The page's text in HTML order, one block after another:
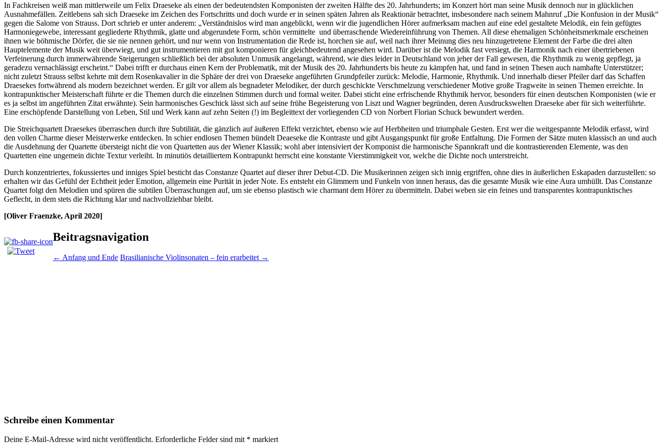
In Fachkreisen weiß man mittlerweile um Felix Draeseke als einen der bedeutendsten Komponisten der zweiten Hälfte des 20. Jahrhunderts; im Konzert hört man seine Musik dennoch nur in glücklichen
Ausnahmefällen. Zeitlebens sah sich Draeseke im Zeichen des Fortschritts und doch wurde er in seinen späten Jahren als Reaktionär betrachtet, insbesondere nach seinem Mahnruf „Die Konfusion in der Musik“
gegen die Salome von Strauss. Dort schrieb er unter anderem: „Verständnislos wird man angeblickt, wenn wir die jugendlichen Hörer aufmerksam machen auf eine edel gestaltete Melodik, ein fein gefügtes
Harmoniegewebe, interessant gegliederte Rhythmik, glatte und abgerundete Form, schön vermittelte und überraschende Wiedereinführung von Themen. All diese ehemaligen Schönheitsmerkmale erscheinen
ihnen wie böhmische Dörfer, die sie nie nennen gehört, und nur wenn von Instrumentation die Rede ist, horchen sie auf, weil nach ihrer Meinung dies neu hinzugetretene Element der Farbe die drei alten
Hauptelemente der Musik weit überwiegt, und gut instrumentieren mit gut komponieren für gleichbedeutend angesehen wird. Darüber ist die Melodik fast versiegt, die Harmonik nach einer übertriebenen
Verfeinerung durch immerwährende Steigerungen schließlich bei der absoluten Unmusik angelangt, während, wie dies leider in Deutschland von jeher der Fall gewesen, die Rhythmik zu wenig gepflegt, ja
geradezu vernachlässigt erscheint.“ Dabei trifft er durchaus einen Kern der Problematik, mit der Musik des 20. Jahrhunderts bis heute zu kämpfen hat, und fand in seinen Thesen auch namhafte Unterstützer;
nicht zuletzt Strauss selbst kehrte mit dem Rosenkavalier in die Sphäre der drei von Draeseke angeführten Grundpfeiler zurück: Melodie, Harmonie, Rhythmik. Und innerhalb dieser Pfeiler darf das Schaffen
Draesekes fortwährend als modern bezeichnet werden. Er gilt vor allem als begnadeter Melodiker, der durch geschickte Verschmelzung verschiedener Motive große Tragweite in seinen Themen erreichte. In
kontrapunktischer Meisterschaft führte er die Themen durch die einzelnen Stimmen durch und formal weiter. Dabei sticht eine erfrischende Rhythmik hervor, besonders für einen deutschen Komponisten (wie er
es ja selbst im angeführten Zitat erwähnte). Sein harmonisches Geschick lässt sich auf seine frühe Begeisterung von Liszt und Wagner begründen, deren Ausdruckswelten Draeseke aber für sich weiterführte.
Eine erschöpfende Darstellung von Leben, Stil und Werk kann auf zehn Seiten (!) im Begleittext der vorliegenden CD von Norbert Florian Schuck bewundert werden.
Die Streichquartett Draesekes überraschen durch ihre Subtilität, die gänzlich auf äußeren Effekt verzichtet, ebenso wie auf Herbheiten und triumphale Gesten. Erst wer die weitgespannte Melodik erfasst, wird
den vollen Charme dieser Meisterwerke entdecken. In schier endlosen Themen bündelt Deaeseke die Kontraste und gibt Ausgangspunkt für große Entfaltung. Die Formen der Sätze muten klassisch an und auch
die Ausdehnung der Quartette übersteigt nicht die von Quartetten aus der Wiener Klassik; wohl aber intensiviert der Komponist die harmonische Spannkraft und die kontrastierenden Elemente, was den
Quartetten eine ungemein dichte Textur verleiht. In minutiös detailliertem Kontrapunkt herrscht eine konstante Vierstimmigkeit vor, welche die Dichte noch unterstreicht.
Durch konzentriertes, fokussiertes und inniges Spiel besticht das Constanze Quartet auf dieser ihrer Debut-CD. Die Musikerinnen zeigen sich innig ergriffen, ohne dies in äußerlichen Eskapaden darzustellen: so
erhalten wir das Gefühl der Echtheit jeder Emotion, allgemein eine Purität in jeder Note. Es entsteht ein Glimmern und Funkeln von innen heraus, das die gesamte Musik wie eine Aura umhüllt. Das Constanze
Quartet folgt den Melodien und spüren die subtilen Überraschungen auf, um sie ebenso plastisch wie charmant dem Hörer zu übermitteln. Dabei weben sie ein feines und transparentes kontrapunktisches
Geflecht, in dem stets die Richtung klar und nachvollziehbar bleibt.
[Oliver Fraenzke, April 2020]
Beitragsnavigation
← Anfang und Ende Brasilianische Violinsonaten – fein erarbeitet →
Schreibe einen Kommentar
Deine E-Mail-Adresse wird nicht veröffentlicht. Erforderliche Felder sind mit * markiert